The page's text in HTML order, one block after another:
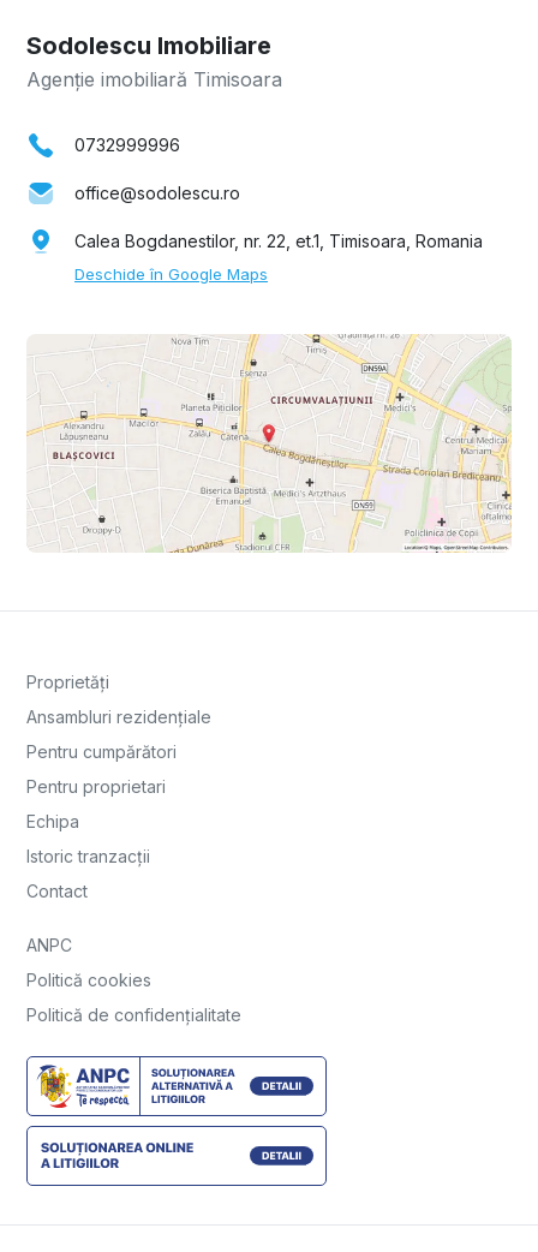
Sodolescu Imobiliare
Agenție imobiliară Timisoara
0732999996
office@sodolescu.ro
Calea Bogdanestilor, nr. 22, et.1, Timisoara, Romania
Deschide în Google Maps
Proprietăți
Ansambluri rezidențiale
Pentru cumpărători
Pentru proprietari
Echipa
Istoric tranzacții
Contact
ANPC
Politică cookies
Politică de confidențialitate